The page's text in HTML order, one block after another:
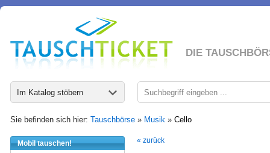
DIE
Im Katalog stöbern
Sie befinden sich hier: Tauschbörse » Musik » Cello
Mobil tauschen!
« zurück